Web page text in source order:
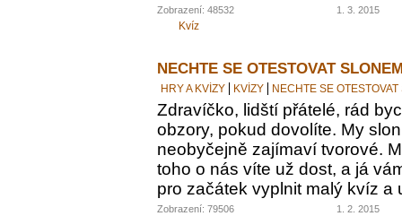
Zobrazení: 48532 1. 3. 2015
Kvíz
NECHTE SE OTESTOVAT
HRY A KVÍZY KVÍZY NECHTE SE
Zdravíčko, lidští přátelé, rád
obzory, pokud dovolíte. My
neobyčejně zajímaví tvorové.
toho o nás víte už dost, a já
pro začátek vyplnit malý kvíz a
Zobrazení: 79506 1. 2. 2015